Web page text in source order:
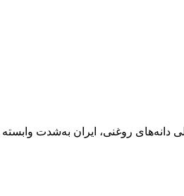
اندک تولید داخلی دانه‌های روغنی، ایران